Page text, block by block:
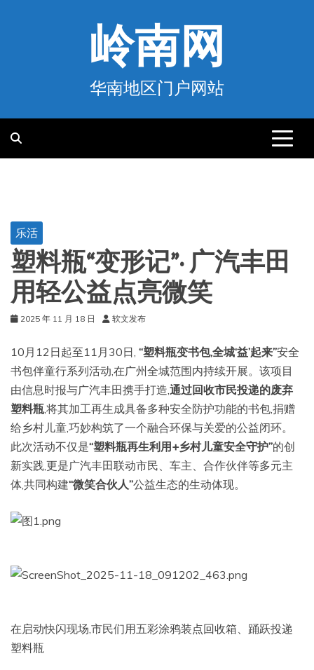
岭南网
华南地区门户网站
乐活
塑料瓶“变形记”· 广汽丰田
用轻公益点亮微笑
2025 年 11 月 18 日 软文发布
10月12日起至11月30日, “塑料瓶变书包,全城‘益’起来”安全
书包伴童行系列活动,在广州全城范围内持续开展。该项目
由信息时报与广汽丰田携手打造,通过回收市民投递的废弃
塑料瓶,将其加工再生成具备多种安全防护功能的书包,捐赠
给乡村儿童,巧妙构筑了一个融合环保与关爱的公益闭环。
此次活动不仅是“塑料瓶再生利用 +乡村儿童安全守护”的创
新实践,更是广汽丰田联动市民、车主、合作伙伴等多元主
体,共同构建“微笑合伙人”公益生态的生动体现。
在启动快闪现场,市民们用五彩涂鸦装点回收箱、踊跃投递
塑料瓶